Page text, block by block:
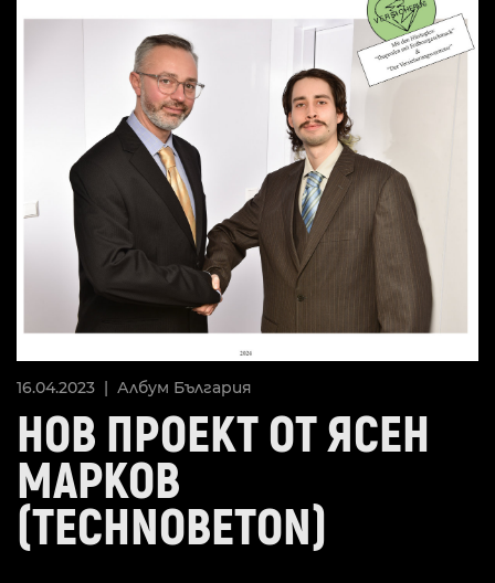
16.04.2023 | Албум България
НОВ ПРОЕКТ ОТ ЯСЕН
МАРКОВ
(TECHNOBETON)